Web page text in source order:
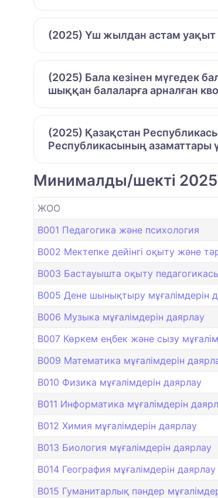
(2025) Үш жылдан астам уақыт
(2025) Бала кезінен мүгедек
шыққан балаларға арналған
(2025) Қазақстан
Республикасының азаматтары
Минималды/шекті 2025
ЖОО
B001 Педагогика және психология
B002 Мектепке дейінгі оқыту және
B003 Бастауышта оқыту
B005 Дене шынықтыру мұғалімдерін
B006 Музыка мұғалімдерін даярлау
B007 Көркем еңбек және сызу
B009 Математика мұғалімдерін
B010 Физика мұғалімдерін даярлау
B011 Информатика мұғалімдерін
B012 Химия мұғалімдерін даярлау
B013 Биология мұғалімдерін даярлау
B014 География мұғалімдерін даярлау
B015 Гуманитарлық пәндер